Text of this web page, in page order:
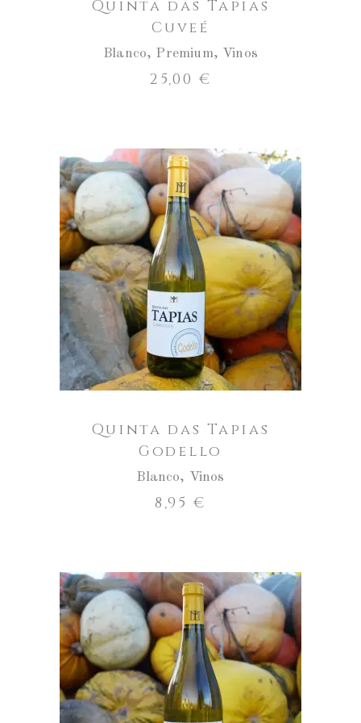
Quinta das Tapias
Cuveé
Blanco, Premium, Vinos
25,00€
Quinta
das
Tapias
Godello
cantidad
AÑADIR AL CARRITO
Quinta das Tapias
Godello
Blanco, Vinos
8,95€
Quinta
das
Tapias
AÑADIR AL CARRITO